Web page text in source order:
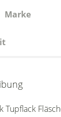
Marke
Tupflack